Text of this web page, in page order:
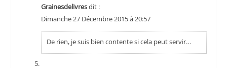
Grainesdelivresdit :
Dimanche 27 Décembre 2015 à 20:57
De rien, je suis bien contente si cela peut servir…